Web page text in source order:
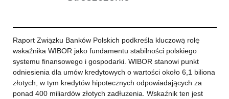
Raport Związku Banków Polskich podkreśla kluczową rolę
wskaźnika WIBOR jako fundamentu stabilności polskiego
systemu finansowego i gospodarki. WIBOR stanowi punkt
odniesienia dla umów kredytowych o wartości około 6,1 biliona
złotych, w tym kredytów hipotecznych odpowiadających za
ponad 400 miliardów złotych zadłużenia. Wskaźnik ten jest